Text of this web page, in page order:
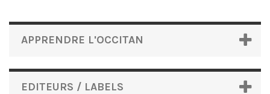
APPRENDRE L'OCCITAN
EDITEURS / LABELS